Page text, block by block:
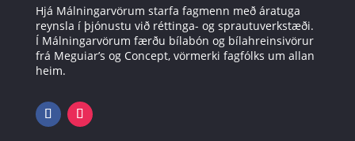
Hjá Málningarvörum starfa fagmenn með áratuga
reynsla í þjónustu við réttinga- og sprautuverkstæði.
Í Málningarvörum færðu bílabón og bílahreinsivörur
frá Meguiar’s og Concept, vörmerki fagfólks um allan
heim.